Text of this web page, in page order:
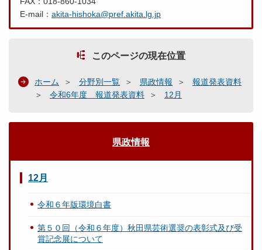
E-mail： akita-hishoka@pref.akita.lg.jp
このページの現在位置
ホーム 分野別一覧 県政情報
報道発表資料
令和6年度 報道発表資料
12月
県政情報
12月
令和６年版環境白書
第５０回（令和６年度）秋田県芸術選奨の表彰式及び受
賞記念展について